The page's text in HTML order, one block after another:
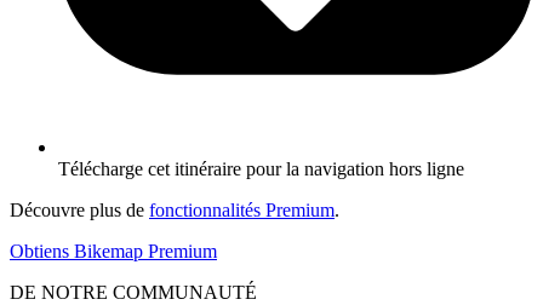
Télécharge cet itinéraire pour la navigation hors ligne
Découvre plus de fonctionnalités Premium.
Obtiens Bikemap Premium
DE NOTRE COMMUNAUTÉ